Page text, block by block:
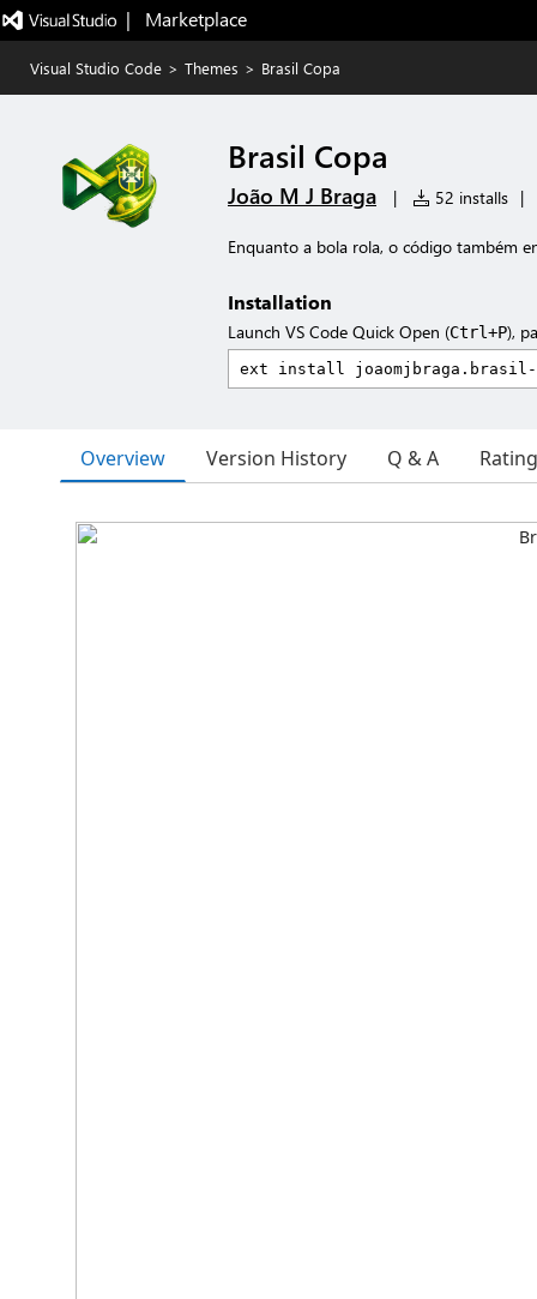
|   Marketplace
Visual Studio Code > Themes > Brasil Copa
Brasil Copa
João M J Braga | 52 installs |
Enquanto a bola rola, o código também
Installation
Launch VS Code Quick Open (Ctrl+P),
Overview Version History Q & A